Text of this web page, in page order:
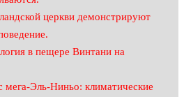
церкви демонстрируют
в пещере Винтани на
мега-Эль-Ниньо: климатические